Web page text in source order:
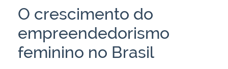
O crescimento do
empreendedorismo
feminino no Brasil